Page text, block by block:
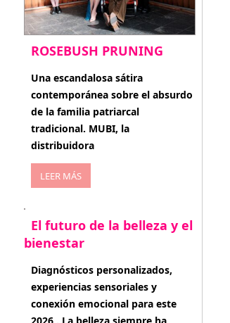
ROSEBUSH PRUNING
enero 20, 2026
Una escandalosa sátira
contemporánea sobre el absurdo
de la familia patriarcal
tradicional. MUBI, la
distribuidora
LEER MÁS
El futuro de la belleza y el
bienestar
enero 15, 2026
Diagnósticos personalizados,
experiencias sensoriales y
conexión emocional para este